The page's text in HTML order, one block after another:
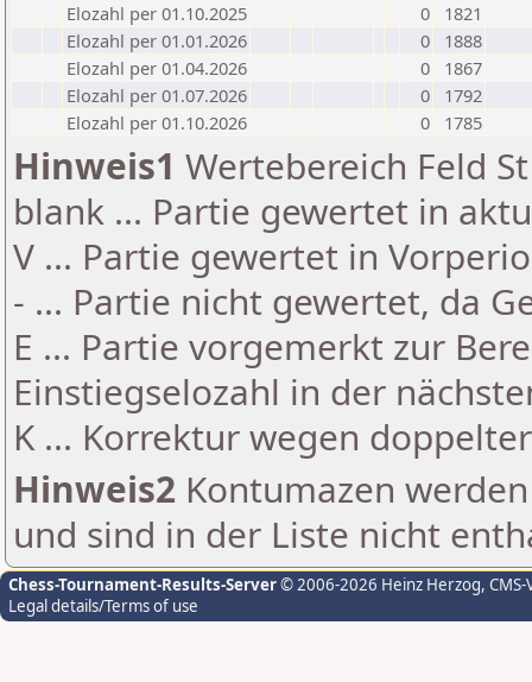
Elozahl per 01.10.2025
0
1821
Elozahl per 01.01.2026
0
1888
Elozahl per 01.04.2026
0
1867
Elozahl per 01.07.2026
0
1792
Elozahl per 01.10.2026
0 1785
Hinweis1 Wertebereich Feld
blank ... Partie gewertet in
V ... Partie gewertet in
- ... Partie nicht gewertet, da
E ... Partie vorgemerkt zur
Einstiegselozahl in der
K ... Korrektur wegen
Hinweis2 Kontumazen
und sind in der Liste nicht
Chess-Tournament-Results-Server© 2006-2026 Heinz Herzog,
Legal details/Terms of use